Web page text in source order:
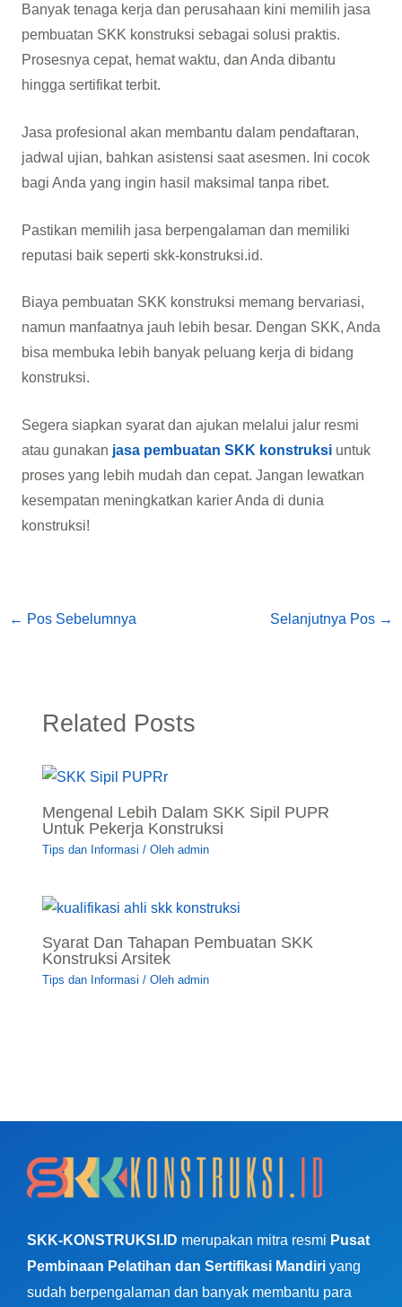
Banyak tenaga kerja dan perusahaan kini memilih jasa
pembuatan SKK konstruksi sebagai solusi praktis.
Prosesnya cepat, hemat waktu, dan Anda dibantu
hingga sertifikat terbit.
Jasa profesional akan membantu dalam pendaftaran,
jadwal ujian, bahkan asistensi saat asesmen. Ini cocok
bagi Anda yang ingin hasil maksimal tanpa ribet.
Pastikan memilih jasa berpengalaman dan memiliki
reputasi baik seperti skk-konstruksi.id.
Biaya pembuatan SKK konstruksi memang bervariasi,
namun manfaatnya jauh lebih besar. Dengan SKK, Anda
bisa membuka lebih banyak peluang kerja di bidang
konstruksi.
Segera siapkan syarat dan ajukan melalui jalur resmi
atau gunakan jasa pembuatan SKK konstruksiuntuk
proses yang lebih mudah dan cepat. Jangan lewatkan
kesempatan meningkatkan karier Anda di dunia
konstruksi!
← Pos Sebelumnya Selanjutnya Pos →
Related Posts
Mengenal Lebih Dalam SKK Sipil PUPR
Untuk Pekerja Konstruksi
Tips dan Informasi / Olehadmin
Syarat Dan Tahapan Pembuatan SKK
Konstruksi Arsitek
Tips dan Informasi / Olehadmin
SKK-KONSTRUKSI.ID merupakan mitra resmi Pusat
Pembinaan Pelatihan dan Sertifikasi Mandiri yang
sudah berpengalaman dan banyak membantu para